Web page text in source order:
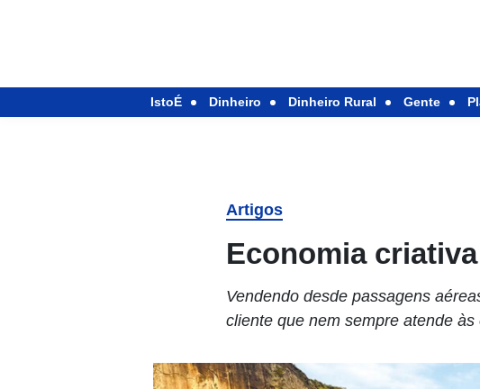
IstoÉ Dinheiro Dinheiro Rural Gente
Artigos
Economia
Vendendo desde passagens
cliente que nem sempre atende